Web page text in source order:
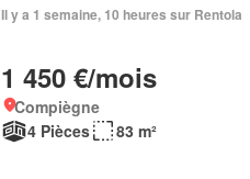
Il y a 1 semaine, 10 heures sur Rentola
1 450 €/mois
Compiègne
4 Pièces
83 m²